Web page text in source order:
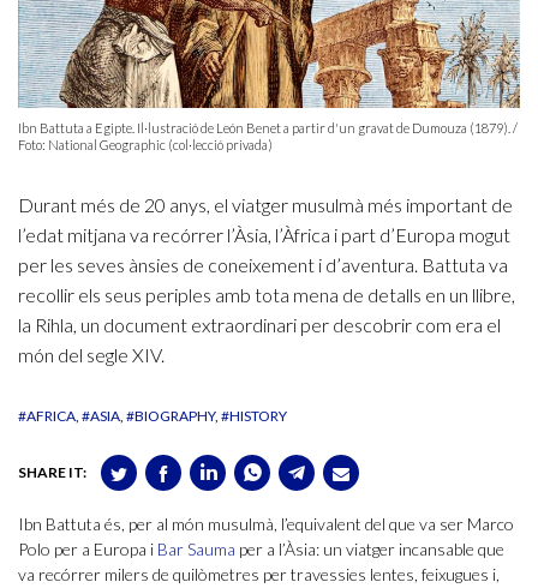
Ibn Battuta a Egipte. Il·lustració de León Benet a partir d'un gravat de Dumouza (1879). /
Foto: National Geographic (col·lecció privada)
Durant més de 20 anys, el viatger musulmà més important de
l’edat mitjana va recórrer l’Àsia, l’Àfrica i part d’Europa mogut
per les seves ànsies de coneixement i d’aventura. Battuta va
recollir els seus periples amb tota mena de detalls en un llibre,
la Rihla, un document extraordinari per descobrir com era el
món del segle XIV.
#AFRICA #ASIA #BIOGRAPHY #HISTORY
SHARE IT:
Ibn Battuta és, per al món musulmà, l’equivalent del que va ser Marco
Polo per a Europa i Bar Sauma per a l’Àsia: un viatger incansable que
va recórrer milers de quilòmetres per travessies lentes, feixugues i,